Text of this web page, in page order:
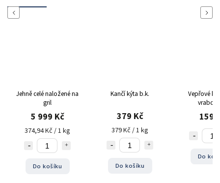
Previous
Jehně celé naložené na
gril
5 999 Kč
374,94 Kč / 1 kg
Do košíku
Kančí kýta b.k.
379 Kč
379 Kč / 1 kg
Do košíku
Vepřové
vrabce
159
Do
Next